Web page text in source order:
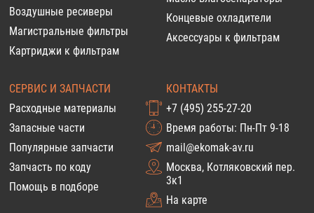
Воздушные ресиверы
Магистральные фильтры
Картриджи к фильтрам
Концевые охладители
Аксессуары к фильтрам
СЕРВИС И ЗАПЧАСТИ
Расходные материалы
Запасные части
Популярные запчасти
Запчасть по коду
Помощь в подборе
КОНТАКТЫ
+7 (495) 255-27-20
Время работы: Пн-Пт 9-18
mail@ekomak-av.ru
Москва, Котляковский пер.
3к1
На карте